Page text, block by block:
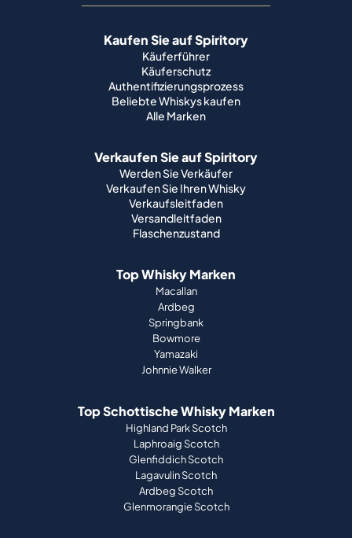
Kaufen Sie auf Spiritory
Käuferführer
Käuferschutz
Authentifizierungsprozess
Beliebte Whiskys kaufen
Alle Marken
Verkaufen Sie auf Spiritory
Werden Sie Verkäufer
Verkaufen Sie Ihren Whisky
Verkaufsleitfaden
Versandleitfaden
Flaschenzustand
Top Whisky Marken
Macallan
Ardbeg
Springbank
Bowmore
Yamazaki
Johnnie Walker
Top Schottische Whisky Marken
Highland Park Scotch
Laphroaig Scotch
Glenfiddich Scotch
Lagavulin Scotch
Ardbeg Scotch
Glenmorangie Scotch